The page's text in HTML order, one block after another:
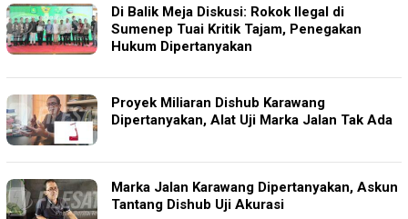
Di Balik Meja Diskusi: Rokok Ilegal di
Sumenep Tuai Kritik Tajam, Penegakan
Hukum Dipertanyakan
Proyek Miliaran Dishub Karawang
Dipertanyakan, Alat Uji Marka Jalan Tak Ada
Marka Jalan Karawang Dipertanyakan, Askun
Tantang Dishub Uji Akurasi